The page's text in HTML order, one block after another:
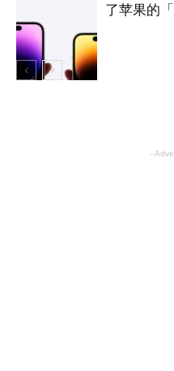
科技
了苹果的
-